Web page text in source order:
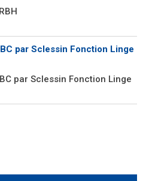
par Sclessin Fonction Linge
par Sclessin Fonction Linge